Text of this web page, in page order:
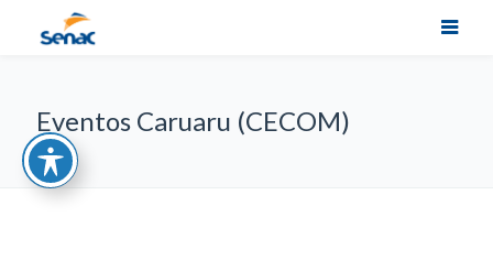
Eventos Caruaru (CECOM)